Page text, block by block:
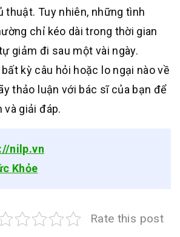
thuật. Tuy nhiên, những tình
chỉ kéo dài trong thời gian
giảm đi sau một vài ngày.
kỳ câu hỏi hoặc lo ngại nào về
thảo luận với bác sĩ của bạn để
giải đáp.
nilp.vn
Khỏe
Rate this post